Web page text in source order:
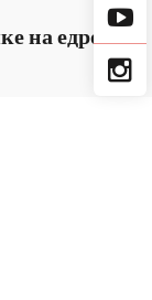
на едро